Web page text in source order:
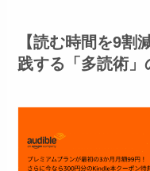
【読む時間を9割
践する「多読術」